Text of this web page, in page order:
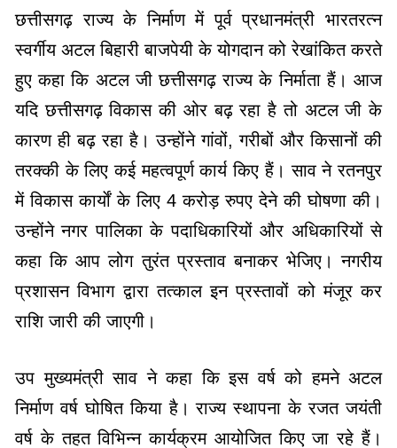
छत्तीसगढ़ राज्य के निर्माण में पूर्व प्रधानमंत्री भारतरत्न
स्वर्गीय अटल बिहारी बाजपेयी के योगदान को रेखांकित करते
हुए कहा कि अटल जी छत्तीसगढ़ राज्य के निर्माता हैं। आज
यदि छत्तीसगढ़ विकास की ओर बढ़ रहा है तो अटल जी के
कारण ही बढ़ रहा है। उन्होंने गांवों, गरीबों और किसानों की
तरक्की के लिए कई महत्वपूर्ण कार्य किए हैं। साव ने रतनपुर
में विकास कार्याें के लिए 4 करोड़ रुपए देने की घोषणा की।
उन्होंने नगर पालिका के पदाधिकारियों और अधिकारियों से
कहा कि आप लोग तुरंत प्रस्ताव बनाकर भेजिए। नगरीय
प्रशासन विभाग द्वारा तत्काल इन प्रस्तावों को मंजूर कर
राशि जारी की जाएगी।
उप मुख्यमंत्री साव ने कहा कि इस वर्ष को हमने अटल
निर्माण वर्ष घोषित किया है। राज्य स्थापना के रजत जयंती
वर्ष के तहत विभिन्न कार्यक्रम आयोजित किए जा रहे हैं।